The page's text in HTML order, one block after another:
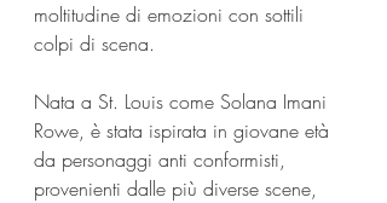
moltitudine di emozioni con sottili
colpi di scena.
Nata a St. Louis come Solana Imani
Rowe, è stata ispirata in giovane età
da personaggi anti conformisti,
provenienti dalle più diverse scene,